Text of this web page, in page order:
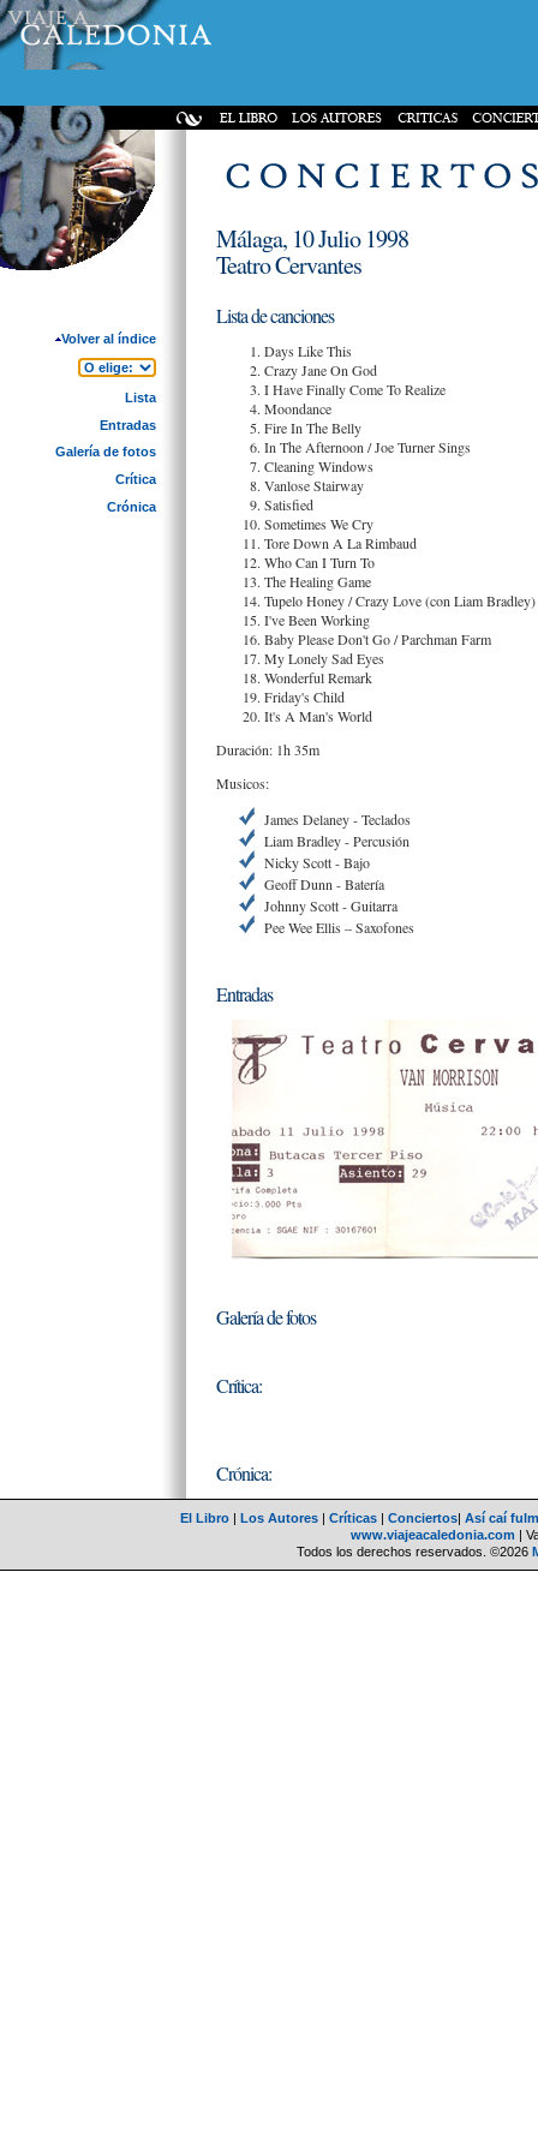
Volver al índice
Lista
Entradas
Galería de fotos
Crítica
Crónica
Málaga, 10 Julio 1998
Teatro Cervantes
Lista de canciones
Days Like This
Crazy Jane On God
I Have Finally Come To Realize
Moondance
Fire In The Belly
In The Afternoon / Joe Turner Sings
Cleaning Windows
Vanlose Stairway
Satisfied
Sometimes We Cry
Tore Down A La Rimbaud
Who Can I Turn To
The Healing Game
Tupelo Honey / Crazy Love (con Liam Bradley)
I've Been Working
Baby Please Don't Go / Parchman Farm
My Lonely Sad Eyes
Wonderful Remark
Friday's Child
It's A Man's World
Duración: 1h 35m
Musicos:
James Delaney - Teclados
Liam Bradley - Percusión
Nicky Scott - Bajo
Geoff Dunn - Batería
Johnny Scott - Guitarra
Pee Wee Ellis – Saxofones
Entradas
Galería de fotos
Crítica:
Crónica:
El Libro | Los Autores | Críticas | Conciertos| Así caí
www.viajeacaledonia.com |
Todos los derechos reservados. ©2026